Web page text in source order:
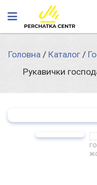
Головна / Каталог /
Рукавички